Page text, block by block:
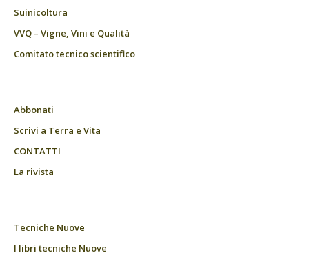
Suinicoltura
VVQ – Vigne, Vini e Qualità
Comitato tecnico scientifico
Abbonati
Scrivi a Terra e Vita
CONTATTI
La rivista
Tecniche Nuove
I libri tecniche Nuove